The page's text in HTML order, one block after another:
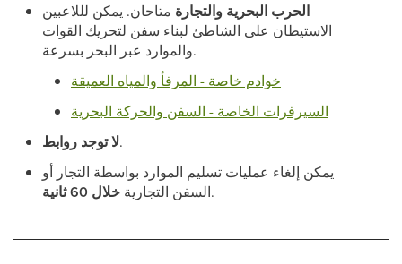
الحرب البحرية والتجارة متاحان. يمكن لللاعبين
الاستيطان على الشاطئ لبناء سفن لتحريك القوات
والموارد عبر البحر بسرعة.
خوادم خاصة - المرفأ والمياه العميقة
السيرفرات الخاصة - السفن والحركة البحرية
لا توجد روابط.
يمكن إلغاء عمليات تسليم الموارد بواسطة التجار أو
السفن التجارية خلال 60 ثانية .